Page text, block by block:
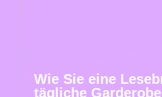
Wie Sie eine
tägliche